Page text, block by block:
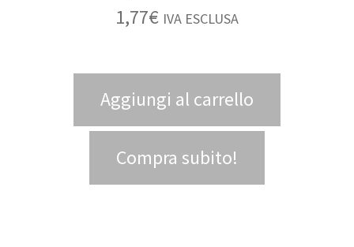
1,77€ IVA ESCLUSA
Aggiungi al carrello
Compra subito!